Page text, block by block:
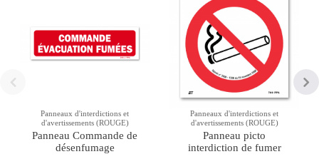
Panneaux d'interdictions et
d'avertissements (ROUGE)
Panneau Commande de
désenfumage
Panneaux d'interdictions et
d'avertissements (ROUGE)
Panneau picto
interdiction de fumer